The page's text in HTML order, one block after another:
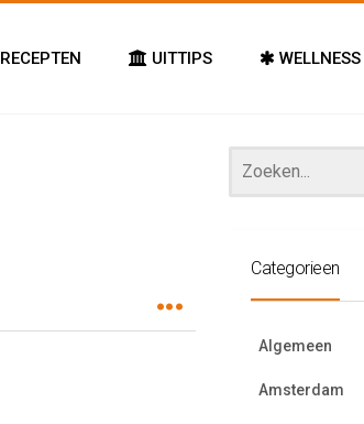
RECEPTEN UITTIPS WELLNESS
Categorieen
Algemeen
Amsterdam